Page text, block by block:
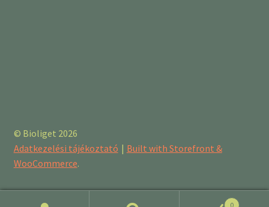
© Bioliget 2026
Adatkezelési tájékoztató
Built with Storefront &
WooCommerce.
0